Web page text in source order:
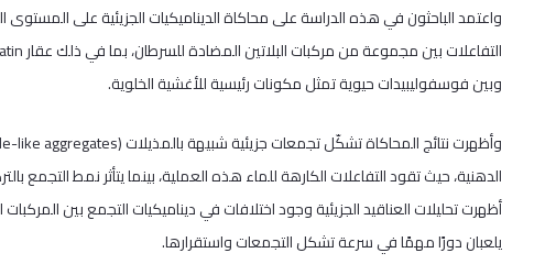
وبين فوسفوليبيدات حيوية تمثل مكونات رئيسية للأغشية الخلوية.
الدهنية، حيث تقود التفاعلات الكارهة للماء هذه العملية، بينما يتأثر نمط التجمع
أظهرت تحليلات العناقيد الجزيئية وجود اختلافات في ديناميكيات التجمع بين
يلعبان دورًا مهمًا في سرعة تشكل التجمعات واستقرارها.